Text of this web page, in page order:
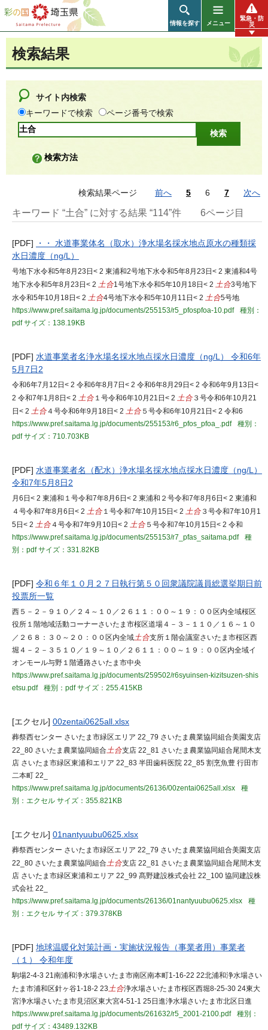
彩の国 埼玉県
情報を探す メニュー
緊急・防
災
検索結果
サイト内検索
キーワードで検索
ページ番号で検索
検索方法
検索結果ページ 前へ 5 6 7 次へ
キーワード “土合” に対する結果 “114”件 6ページ目
[PDF]
・・ 水道事業体名（取水）浄水場名採水地点原水の種類採
水日濃度（ng/L）
号地下水令和5年8月23日< 2 東浦和2号地下水令和5年8月23日< 2 東浦和4号
地下水令和5年8月23日< 2 土合1号地下水令和5年10月18日< 2 土合3号地下
水令和5年10月18日< 2 土合4号地下水令和5年10月11日< 2 土合5号地
https://www.pref.saitama.lg.jp/documents/255153/r5_pfospfoa-10.pdf
種別：
pdfサイズ：138.19KB
[PDF] 水道事業者名浄水場名採水地点採水日濃度（ng/L） 令和6年
5月7日2
令和6年7月12日< 2 令和6年8月7日< 2 令和6年8月29日< 2 令和6年9月13日<
2 令和7年1月8日< 2 土合 １号令和6年10月21日< 2 土合 ３号令和6年10月21
日< 2 土合４号令和6年9月18日< 2 土合 ５号令和6年10月21日< 2 令和6
https://www.pref.saitama.lg.jp/documents/255153/r6_pfos_pfoa_.pdf
種別：
pdfサイズ：710.703KB
[PDF] 水道事業者名（配水）浄水場名採水地点採水日濃度（ng/L）
令和7年5月8日2
月6日< 2 東浦和１号令和7年8月6日< 2 東浦和２号令和7年8月6日< 2 東浦和
４号令和7年8月6日< 2 土合 １号令和7年10月15日< 2 土合 ３号令和7年10月1
5日< 2 土合４号令和7年9月10日< 2 土合 ５号令和7年10月15日< 2 令和
https://www.pref.saitama.lg.jp/documents/255153/r7_pfas_saitama.pdf
種
別：pdfサイズ：331.82KB
[PDF] 令和６年１０月２７日執行第５０回衆議院議員総選挙期日前
投票所一覧
西５－２－９１０／２４～１０／２６１１：００～１９：００区内全域桜区
役所１階地域活動コーナーさいたま市桜区道場４－３－１１０／１６～１０
／２６８：３０～２０：００区内全域土合支所１階会議室さいたま市桜区西
堀４－２－３５１０／１９～１０／２６１１：００～１９：００区内全域イ
オンモール与野１階通路さいたま市中央
https://www.pref.saitama.lg.jp/documents/259502/r6syuinsen-kizitsuzen-shis
etsu.pdf
種別：pdfサイズ：255.415KB
[エクセル] 00zentai0625all.xlsx
葬祭西センター さいたま市緑区エリア 22_79 さいたま農業協同組合美園支店
22_80 さいたま農業協同組合土合支店 22_81 さいたま農業協同組合尾間木支
店 さいたま市緑区東浦和エリア 22_83 半田歯科医院 22_85 割烹魚豊 行田市
二本町 22_
https://www.pref.saitama.lg.jp/documents/26136/00zentai0625all.xlsx
種
別：エクセル サイズ：355.821KB
[エクセル] 01nantyuubu0625.xlsx
葬祭西センター さいたま市緑区エリア 22_79 さいたま農業協同組合美園支店
22_80 さいたま農業協同組合土合支店 22_81 さいたま農業協同組合尾間木支
店 さいたま市緑区東浦和エリア 22_99 髙野建設株式会社 22_100 協同建設株
式会社 22_
https://www.pref.saitama.lg.jp/documents/26136/01nantyuubu0625.xlsx
種
別：エクセル サイズ：379.378KB
[PDF] 地球温暖化対策計画・実施状況報告（事業者用）事業者
（１） 令和年度
駒場2-4-3 21南浦和浄水場さいたま市南区南本町1-16-22 22北浦和浄水場さい
たま市浦和区針ヶ谷1-18-2 23土合浄水場さいたま市桜区西堀8-25-30 24東大
宮浄水場さいたま市見沼区東大宮4-51-1 25日進浄水場さいたま市北区日進
https://www.pref.saitama.lg.jp/documents/261632/r5_2001-2100.pdf
種別：
pdfサイズ：43489.132KB